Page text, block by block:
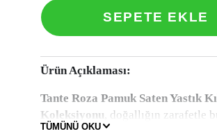
SEPETE EKLE
Ürün Açıklaması:
Tante Roza Pamuk Saten Yastık
Koleksiyonu , doğallığın zarafetle
özel bir seridir.
TÜMÜNÜ OKU